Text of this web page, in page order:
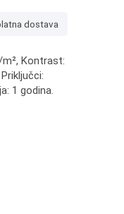
dostava
m², Kontrast:
1 godina.